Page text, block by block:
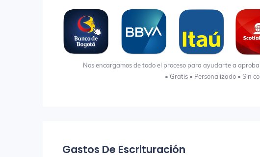
Nos encargamos de todo el proceso para ayudarte a
• Gratis • Personalizado • Sin
Gastos De Escrituración